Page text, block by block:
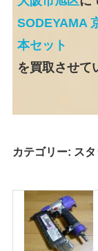
SODEYAMA
本セット
を買取させて
カテゴリー: ス